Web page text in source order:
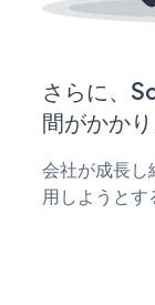
さらに、
間がかか
会社が成長
用しようとす